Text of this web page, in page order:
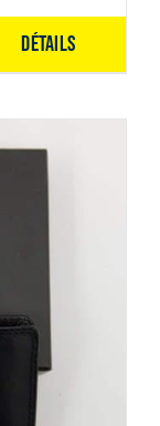
Détails